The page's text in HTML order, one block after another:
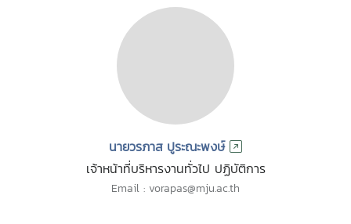
นายวรภาส ปูระณะพงษ์
เจ้าหน้าที่บริหารงานทั่วไป ปฏิบัติการ
Email : vorapas@mju.ac.th